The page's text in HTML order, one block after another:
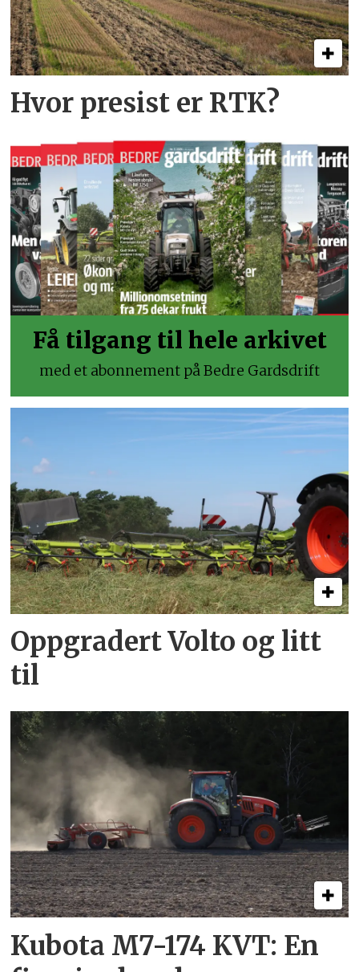
Hvor presist er RTK?
Få tilgang til hele arkivet
med et abonnement på Bedre Gardsdrift
Oppgradert Volto og litt
til
Kubota M7-174 KVT: En